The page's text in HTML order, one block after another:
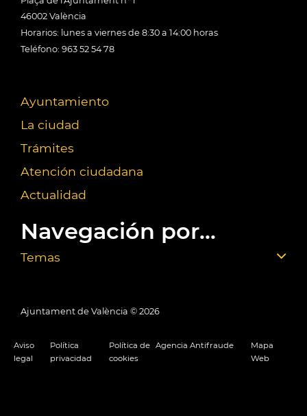
46002 València
Horarios: lunes a viernes de 8:30 a 14:00 horas
Teléfono: 963 52 54 78
Ayuntamiento
La ciudad
Trámites
Atención ciudadana
Actualidad
Navegación por...
Temas
Ajuntament de València © 2026
Aviso
legal
Política
privacidad
Política de
cookies
Agencia Antifraude
Mapa
Web